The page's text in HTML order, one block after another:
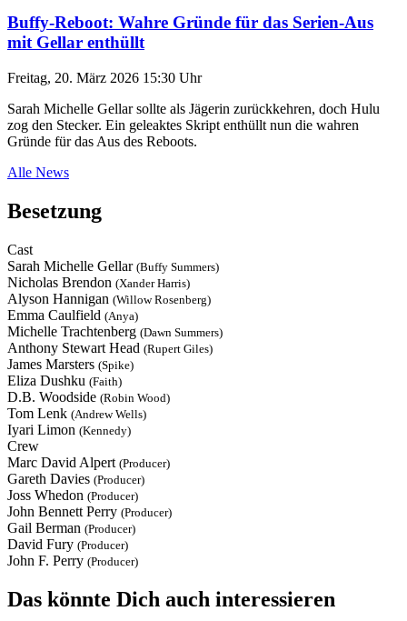
Buffy-Reboot: Wahre Gründe für das Serien-Aus
mit Gellar enthüllt
Freitag, 20. März 2026 15:30 Uhr
Sarah Michelle Gellar sollte als Jägerin zurückkehren, doch Hulu
zog den Stecker. Ein geleaktes Skript enthüllt nun die wahren
Gründe für das Aus des Reboots.
Alle News
Besetzung
Cast
Sarah Michelle Gellar (Buffy Summers)
Nicholas Brendon (Xander Harris)
Alyson Hannigan (Willow Rosenberg)
Emma Caulfield (Anya)
Michelle Trachtenberg (Dawn Summers)
Anthony Stewart Head (Rupert Giles)
James Marsters (Spike)
Eliza Dushku (Faith)
D.B. Woodside (Robin Wood)
Tom Lenk (Andrew Wells)
Iyari Limon (Kennedy)
Crew
Marc David Alpert (Producer)
Gareth Davies (Producer)
Joss Whedon (Producer)
John Bennett Perry (Producer)
Gail Berman (Producer)
David Fury (Producer)
John F. Perry (Producer)
Das könnte Dich auch interessieren